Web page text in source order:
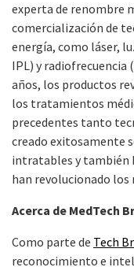
experta de renombre
comercialización de
energía, como láser,
IPL) y radiofrecuencia
años, los productos
los tratamientos
precedentes tanto
creado exitosamente
intratables y también
han revolucionado
Acerca de MedTech
Como parte de Tech
reconocimiento e